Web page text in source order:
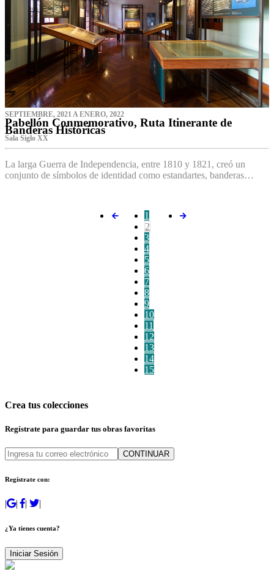
SEPTIEMBRE, 2021 A ENERO, 2022
Pabellón Conmemorativo, Ruta Itinerante de
Banderas Históricas
Sala Siglo XX
La larga Guerra de Independencia, entre 1810 y 1821, creó un
conjunto de símbolos de identidad como estandartes, banderas…
1
2
3
4
5
6
7
8
9
10
11
12
13
14
15
Crea tus colecciones
Regístrate para guardar tus obras favoritas
CONTINUAR
Regístrate con:
| | | |
¿Ya tienes cuenta?
Iniciar Sesión